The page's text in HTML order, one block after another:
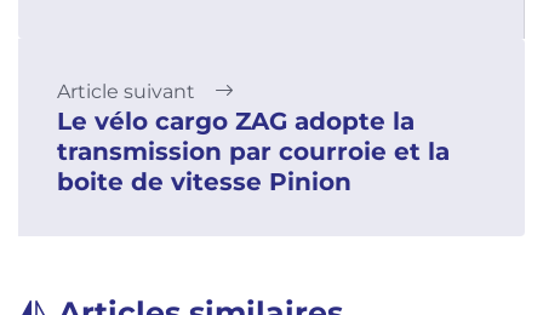
Article suivant
Le vélo cargo ZAG adopte la
transmission par courroie et la
boite de vitesse Pinion